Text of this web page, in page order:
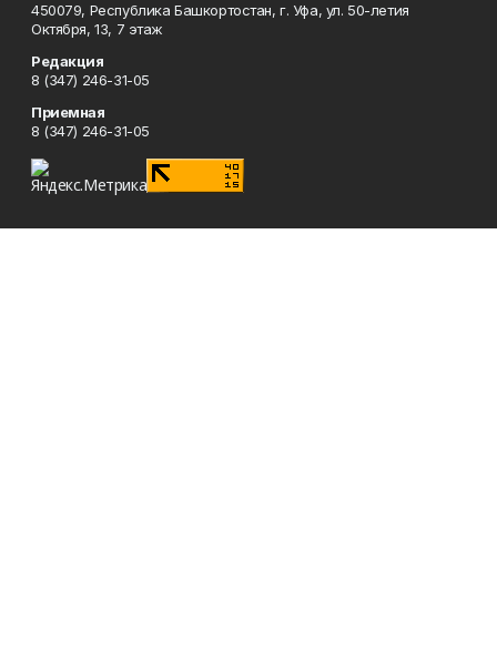
450079, Республика Башкортостан, г. Уфа, ул. 50-летия
Октября, 13, 7 этаж
Редакция
8 (347) 246-31-05
Приемная
8 (347) 246-31-05